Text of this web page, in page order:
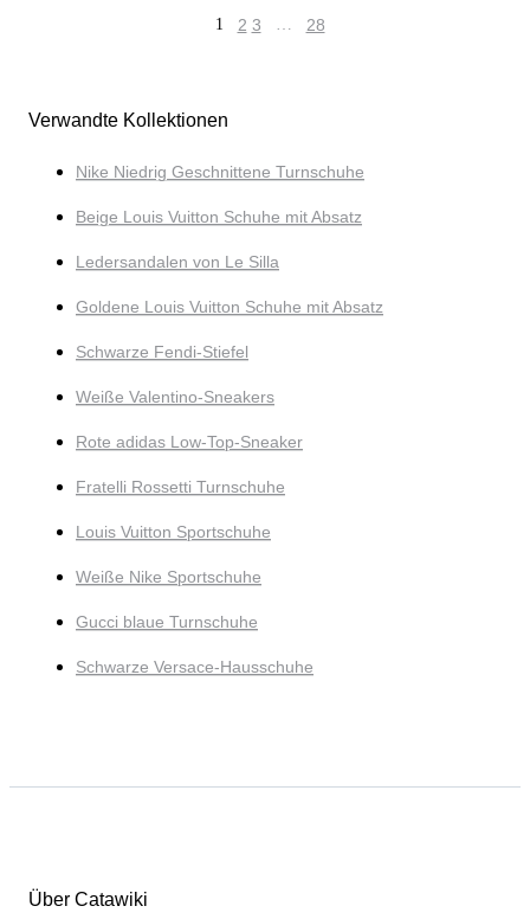
1 2 3 … 28
Verwandte Kollektionen
Nike Niedrig Geschnittene Turnschuhe
Beige Louis Vuitton Schuhe mit Absatz
Ledersandalen von Le Silla
Goldene Louis Vuitton Schuhe mit Absatz
Schwarze Fendi-Stiefel
Weiße Valentino-Sneakers
Rote adidas Low-Top-Sneaker
Fratelli Rossetti Turnschuhe
Louis Vuitton Sportschuhe
Weiße Nike Sportschuhe
Gucci blaue Turnschuhe
Schwarze Versace-Hausschuhe
Über Catawiki